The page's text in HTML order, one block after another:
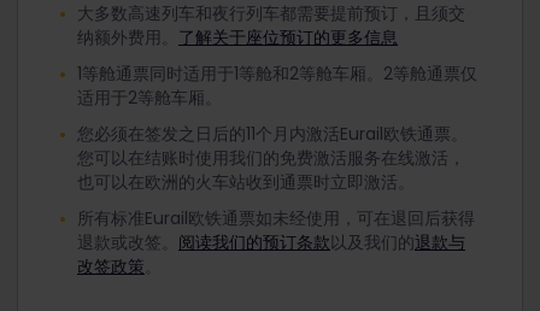
大多数高速列车和夜行列车都需要提前预订，且须交
纳额外费用。 了解关于座位预订的更多信息
1等舱通票同时适用于1等舱和2等舱车厢。2等舱通票仅
适用于2等舱车厢。
您必须在签发之日后的11个月内激活Eurail欧铁通票。
您可以在结账时使用我们的免费激活服务在线激活，
也可以在欧洲的火车站收到通票时立即激活。
所有标准Eurail欧铁通票如未经使用，可在退回后获得
退款或改签。 阅读我们的预订条款以及我们的退款与
改签政策